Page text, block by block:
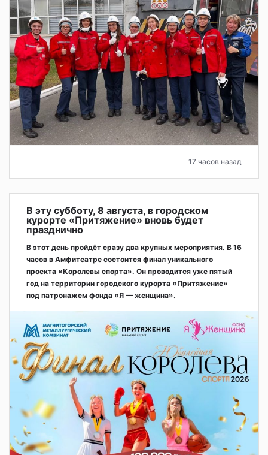
17 часов назад
В эту субботу, 8 августа, в городском
курорте «Притяжение» вновь будет
празднично
В этот день пройдёт сразу два крупных мероприятия. В 16
часов в Амфитеатре состоится финал уникального
проекта «Королевы спорта». Он проводится уже пятый
год на территории городского курорта «Притяжение»
под патронажем фонда «Я — женщина».